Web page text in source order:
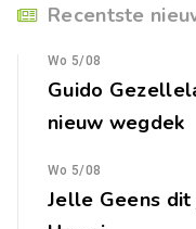
Recentste
Wo 5/08
Guido
nieuw wegdek
Wo 5/08
Jelle Geens